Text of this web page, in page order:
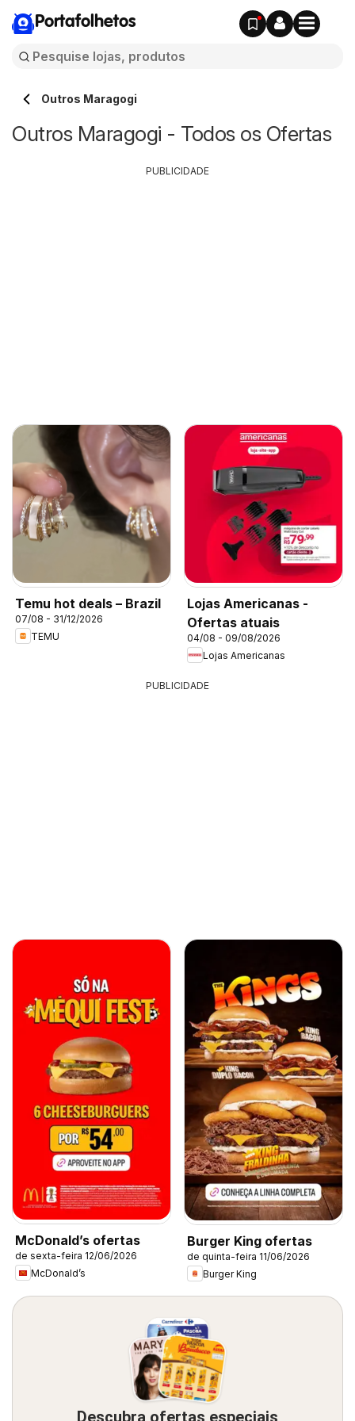
Portafolhetos
Outros Maragogi
Outros Maragogi - Todos os Ofertas
Temu hot deals – Brazil
07/08 - 31/12/2026
TEMU
Lojas Americanas -
Ofertas atuais
04/08 - 09/08/2026
Lojas Americanas
PUBLICIDADE
PUBLICIDADE
McDonald’s ofertas
de sexta-feira 12/06/2026
McDonald’s
Burger King ofertas
de quinta-feira 11/06/2026
Burger King
Descubra ofertas especiais